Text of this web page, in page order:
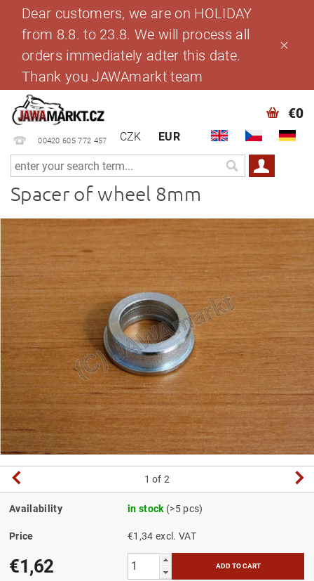
Dear customers, we are on HOLIDAY
from 8.8. to 23.8. We will process all
orders immediately adter this date.
Thank you JAWAmarkt team
00420 605 772 457 CZK EUR
€0
Spacer of wheel 8mm
1 of 2
Availability in stock (>5 pcs)
Price €1,34 excl. VAT
€1,62